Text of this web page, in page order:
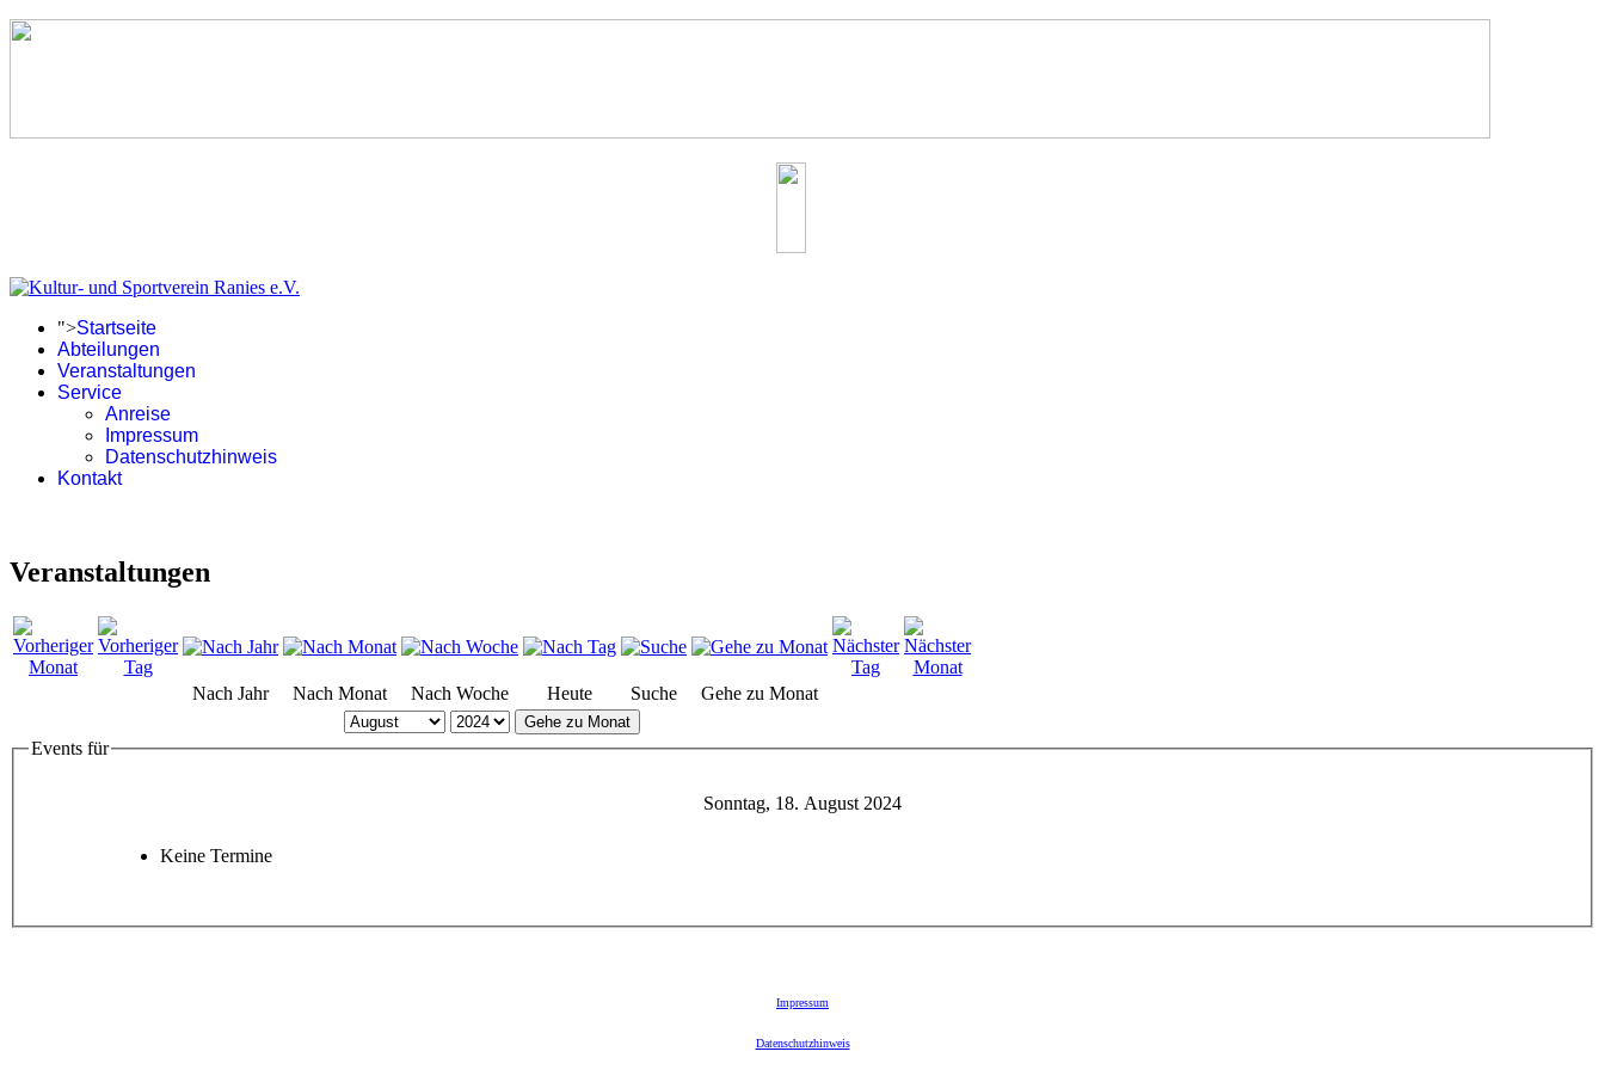
">Startseite
Abteilungen
Veranstaltungen
Service
Anreise
Impressum
Datenschutzhinweis
Kontakt
Veranstaltungen
Nach Jahr Nach Monat Nach Woche Heute Suche Gehe zu Monat
Gehe zu Monat
Events für
Sonntag, 18. August 2024
Keine Termine
Impressum
Datenschutzhinweis